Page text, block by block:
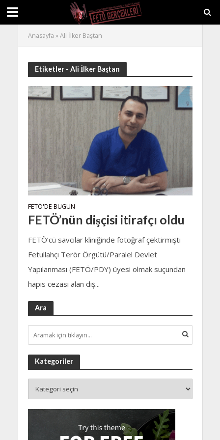
Anasayfa »Ali İlker Baştan
Etiketler - Ali İlker Baştan
FETÖ'DE BUGÜN
FETÖ’nün dişçisi itirafçı oldu
FETÖ’cü savcılar kliniğinde fotoğraf çektirmişti
Fetullahçı Terör Örgütü/Paralel Devlet
Yapılanması (FETÖ/PDY) üyesi olmak suçundan
hapis cezası alan diş...
Ara
Kategoriler